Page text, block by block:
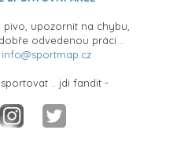
upozornit na chybu,
odvedenou práci ..
info@sportmap.cz
.. jdi fandit -